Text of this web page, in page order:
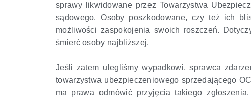
sprawy likwidowane przez Towarzystwa
sądowego. Osoby poszkodowane, czy też ich
możliwości zaspokojenia swoich roszczeń.
śmierć osoby najbliższej.
Jeśli zatem ulegliśmy wypadkowi, sprawca
towarzystwa ubezpieczeniowego sprzedającego
ma prawa odmówić przyjęcia takiego